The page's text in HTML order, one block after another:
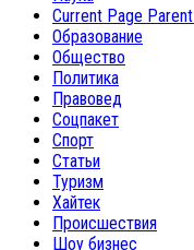
Current Page Parent
Образование
Общество
Политика
Правовед
Соцпакет
Спорт
Статьи
Туризм
Хайтек
Происшествия
Шоу бизнес